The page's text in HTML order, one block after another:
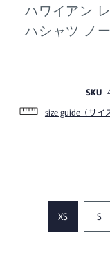
ハワイアン
ハシャツ ノ
SKU
size guide（サイ
XS S